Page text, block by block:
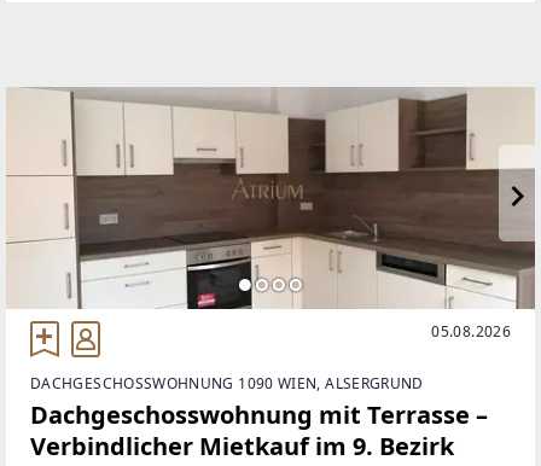
05.08.2026
DACHGESCHOSSWOHNUNG 1090 WIEN, ALSERGRUND
Dachgeschosswohnung mit Terrasse –
Verbindlicher Mietkauf im 9. Bezirk